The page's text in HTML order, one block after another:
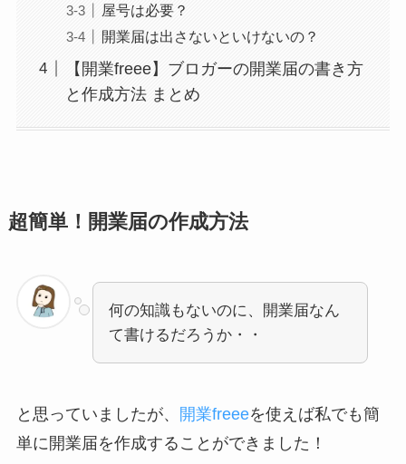
屋号は必要？
開業届は出さないといけないの？
【開業freee】ブロガーの開業届の書き方
と作成方法 まとめ
超簡単！開業届の作成方法
何の知識もないのに、開業届なん
て書けるだろうか・・
と思っていましたが、 開業freeeを使えば私でも簡
単に開業届を作成することができました！